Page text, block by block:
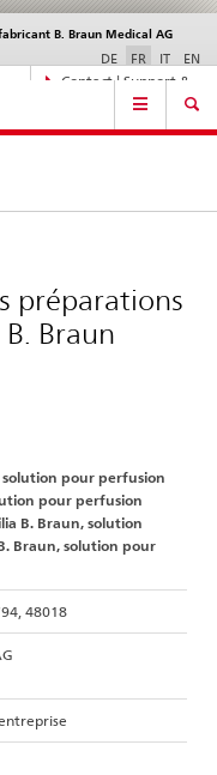
Contact | Support &
B. Braun Medical AG
DE FR IT EN
préparations
Braun
solution pour perfusion
pour perfusion
B. Braun, solution
Braun, solution pour
48018